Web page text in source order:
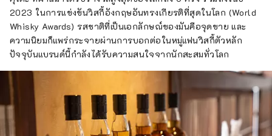
2023 ในการแข่งขันวิสกี้อังกฤษอันทรงเกียรติที่สุดในโลก (World
Whisky Awards) รสชาติที่เป็นเอกลักษณ์ของมันคือจุดขาย และ
ความนิยมก็แพร่กระจายผ่านการบอกต่อในหมู่แฟนวิสกี้ตัวหลัก
ปัจจุบันแบรนด์นี้กำลังได้รับความสนใจจากนักสะสมทั่วโลก